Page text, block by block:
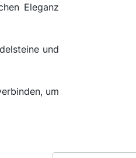
Eleganz
und
um